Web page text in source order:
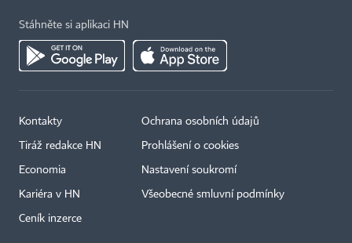
Stáhněte si aplikaci HN
Kontakty
Tiráž redakce HN
Economia
Kariéra v HN
Ceník inzerce
Ochrana osobních údajů
Prohlášení o cookies
Nastavení soukromí
Všeobecné smluvní podmínky